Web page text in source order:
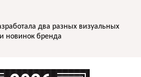
два разных визуальных
новинок бренда